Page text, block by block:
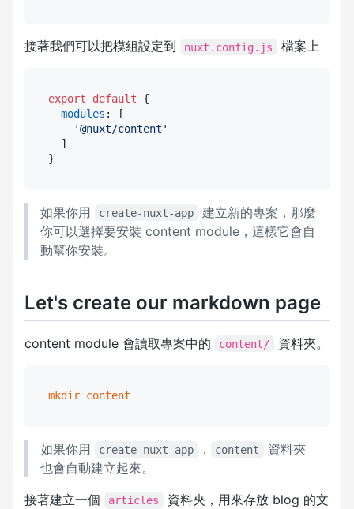
接著我們可以把模組設定到 nuxt.config.js 檔案上
export default {
modules : [
'@nuxt/content'
  ]
如果你用 create-nuxt-app
建立新的專案，那麼
你可以選擇要安裝 content module，這樣它會自
動幫你安裝。
Let's create our markdown page
content module 會讀取專案中的 content/ 資料夾。
mkdir content
如果你用 create-nuxt-app ， content
資料夾
也會自動建立起來。
接著建立一個
articles
資料夾，用來存放 blog 的文